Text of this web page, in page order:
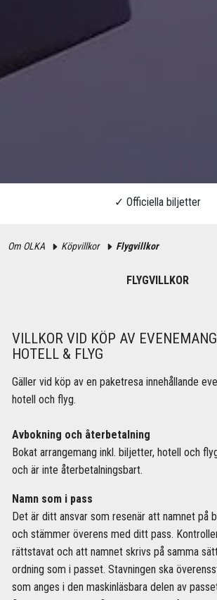
Om OLKA Köpvillkor Flygvillkor
FLYGVILLKOR
VILLKOR VID KÖP AV
HOTELL & FLYG
Gäller vid köp av en paketresa innehållande
hotell och flyg.
Avbokning och återbetalning
Bokat arrangemang inkl. biljetter, hotell och
och är inte återbetalningsbart.
Namn som i pass
Det är ditt ansvar som resenär att namnet på
och stämmer överens med ditt pass.
rättstavat och att namnet skrivs på samma
ordning som i passet. Stavningen ska
som anges i den maskinläsbara delen av